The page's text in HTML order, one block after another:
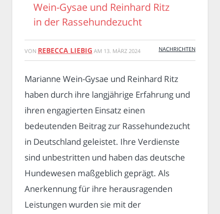
Wein-Gysae und Reinhard Ritz
in der Rassehundezucht
VON REBECCA LIEBIG AM 13. MÄRZ 2024 NACHRICHTEN
Marianne Wein-Gysae und Reinhard Ritz
haben durch ihre langjährige Erfahrung und
ihren engagierten Einsatz einen
bedeutenden Beitrag zur Rassehundezucht
in Deutschland geleistet. Ihre Verdienste
sind unbestritten und haben das deutsche
Hundewesen maßgeblich geprägt. Als
Anerkennung für ihre herausragenden
Leistungen wurden sie mit der